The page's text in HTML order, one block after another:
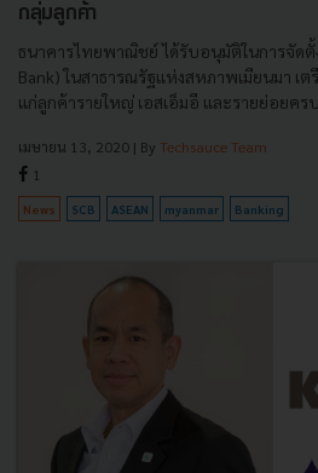
กลุ่มลูกค้า
ธนาคารไทยพาณิชย์ ได้รับอนุมัติในการจัดตั้
Bank) ในสาธารณรัฐแห่งสหภาพเมียนมา เ
แก่ลูกค้ารายใหญ่ เอสเอ็มอี และรายย่อยครบว
เมษายน 13, 2020 | By Techsauce Team
1
News SCB ASEAN myanmar Banking